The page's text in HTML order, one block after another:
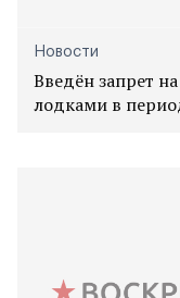
Новости
Введён запрет
лодками в